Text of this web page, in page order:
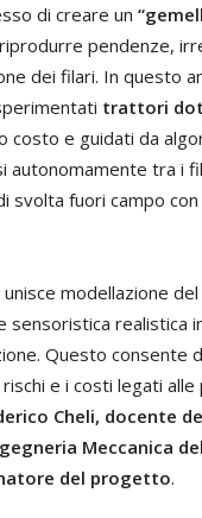
di creare un
pendenze,
dei filari. In questo
trattori
costo e guidati da
autonomamente tra i
svolta fuori campo
modellazione
sensoristica realistica
Questo consente
e i costi legati alle
Cheli, docente
Meccanica
del progetto.